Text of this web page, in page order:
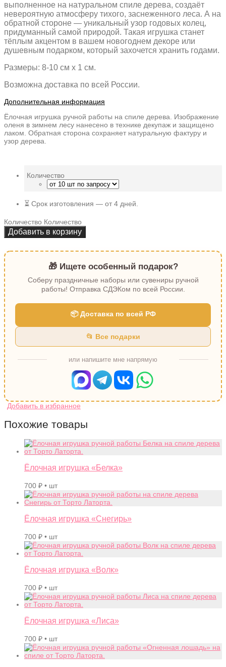
выполненное на натуральном спиле дерева, создаёт
невероятную атмосферу тихого, заснеженного леса. А на
обратной стороне — уникальный узор годовых колец,
придуманный самой природой. Такая игрушка станет
тёплым акцентом в вашем новогоднем декоре или
душевным подарком, который захочется хранить годами.
Размеры: 8-10 см x 1 см.
Возможна доставка по всей России.
Дополнительная информация
Ёлочная игрушка ручной работы на спиле дерева. Изображение
оленя в зимнем лесу нанесено в технике декупаж и защищено
лаком. Обратная сторона сохраняет натуральную фактуру и
узор дерева.
Количество
⏳ Срок изготовления — от 4 дней.
Количество Количество
Добавить в корзину
🎁 Ищете особенный подарок?
Соберу праздничные наборы или сувениры ручной
работы! Отправка СДЭКом по всей России.
📦 Доставка по всей РФ
📂 Все подарки
или напишите мне напрямую
Похожие товары
Ёлочная игрушка «Белка»
700 ₽ • шт
Ёлочная игрушка «Снегирь»
700 ₽ • шт
Ёлочная игрушка «Волк»
700 ₽ • шт
Ёлочная игрушка «Лиса»
700 ₽ • шт